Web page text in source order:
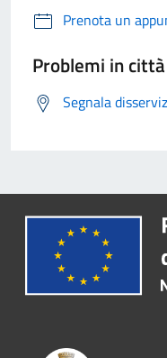
Prenota un
Problemi in città
Segnala